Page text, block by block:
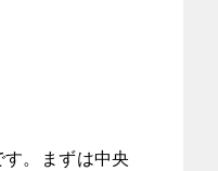
。まずは中央